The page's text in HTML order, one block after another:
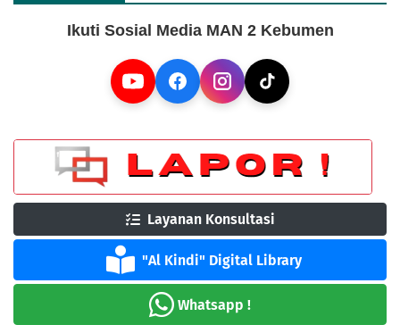
Ikuti Sosial Media MAN 2 Kebumen
Layanan Konsultasi
"Al Kindi" Digital Library
Whatsapp !